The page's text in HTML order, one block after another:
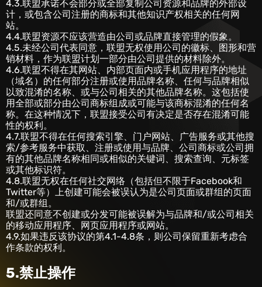
4.3.联盟承诺不会部分或全部复制公司资源和品牌的外部设
计，或包含公司注册的商标和其他知识产权相关的任何网
站。
4.4.联盟资源不应该营造由公司或品牌直接管理的假象。
4.5.未经公司代表同意，联盟无权使用公司的徽标、图形和营
销材料，作为联盟计划一部分由公司提供的材料除外。
4.6.联盟不得在其网站、内部页面内或手机应用程序的地址
（域名）的任何部分注册或使用品牌名称、任何与品牌相似
以致混淆的名称、或与公司相关的其他品牌名称。这包括使
用全部或部分由公司商标组成或可能与该商标混淆的任何名
称。在这种情况下，联盟接受公司有决定是否存在混淆可能
性的权利。
4.7.联盟不得在任何搜索引擎、门户网站、广告服务或其他搜
索/参考服务中获取、注册或使用与品牌、公司商标或公司拥
有的其他品牌名称相同或相似的关键词、搜索查询、元标签
或其他标识符。
4.8.联盟无权在任何社交网络（包括但不限于Facebook和
Twitter等）上创建可能会被误认为是公司页面或群组的页面
和/或群组。
联盟还同意不创建或分发可能被误解为与品牌和/或公司相关
的移动应用程序、网页应用程序或网站。
4.9.如果违反该协议的第4.1-4.8条，则公司保留重新考虑合
作条款的权利。
5.禁止操作